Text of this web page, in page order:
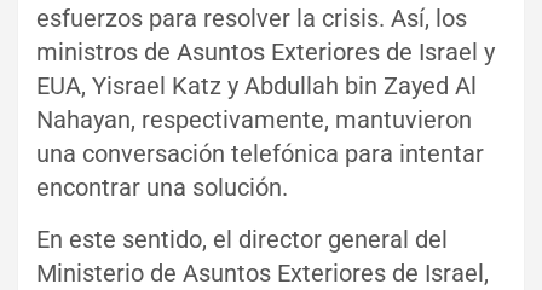
esfuerzos para resolver la crisis. Así, los
ministros de Asuntos Exteriores de Israel y
EUA, Yisrael Katz y Abdullah bin Zayed Al
Nahayan, respectivamente, mantuvieron
una conversación telefónica para intentar
encontrar una solución.
En este sentido, el director general del
Ministerio de Asuntos Exteriores de Israel,